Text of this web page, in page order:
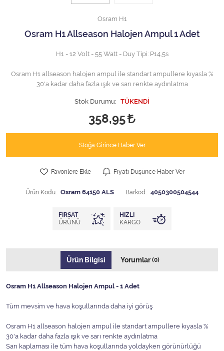
Osram H1
Osram H1 Allseason Halojen Ampul 1 Adet
H1 - 12 Volt - 55 Watt - Duy Tipi: P14,5s
Osram H1 allseason halojen ampul ile standart ampullere kıyasla %
30'a kadar daha fazla ışık ve sarı renkte aydınlatma
Stok Durumu: TÜKENDİ
358,95
Stoğa Girince Haber Ver
Favorilere Ekle Fiyatı Düşünce Haber Ver
Ürün Kodu: Osram 64150 ALS Barkod: 4050300504544
FIRSAT
ÜRÜNÜ
HIZLI
KARGO
Ürün Bilgisi Yorumlar(0)
Osram H1 Allseason Halojen Ampul - 1 Adet
Tüm mevsim ve hava koşullarında daha iyi görüş
Osram H1 allseason halojen ampul ile standart ampullere kıyasla %
30'a kadar daha fazla ışık ve sarı renkte aydınlatma
Sarı kaplaması ile tüm hava koşullarında yoldayken görünürlüğü